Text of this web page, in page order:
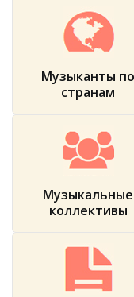
Музыканты по
странам
Музыкальные
коллективы